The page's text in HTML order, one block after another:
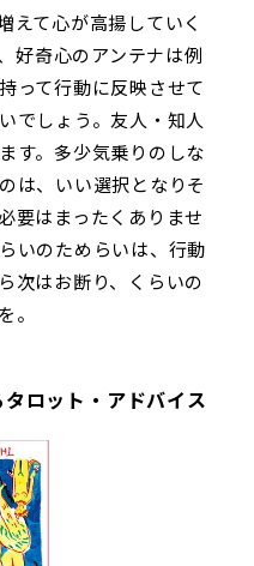
えて心が高揚していく
好奇心のアンテナは例
って行動に反映させて
でしょう。友人・知人
す。多少気乗りのしな
は、いい選択となりそ
要はまったくありませ
いのためらいは、行動
次はお断り、くらいの
。
ロット・アドバイス